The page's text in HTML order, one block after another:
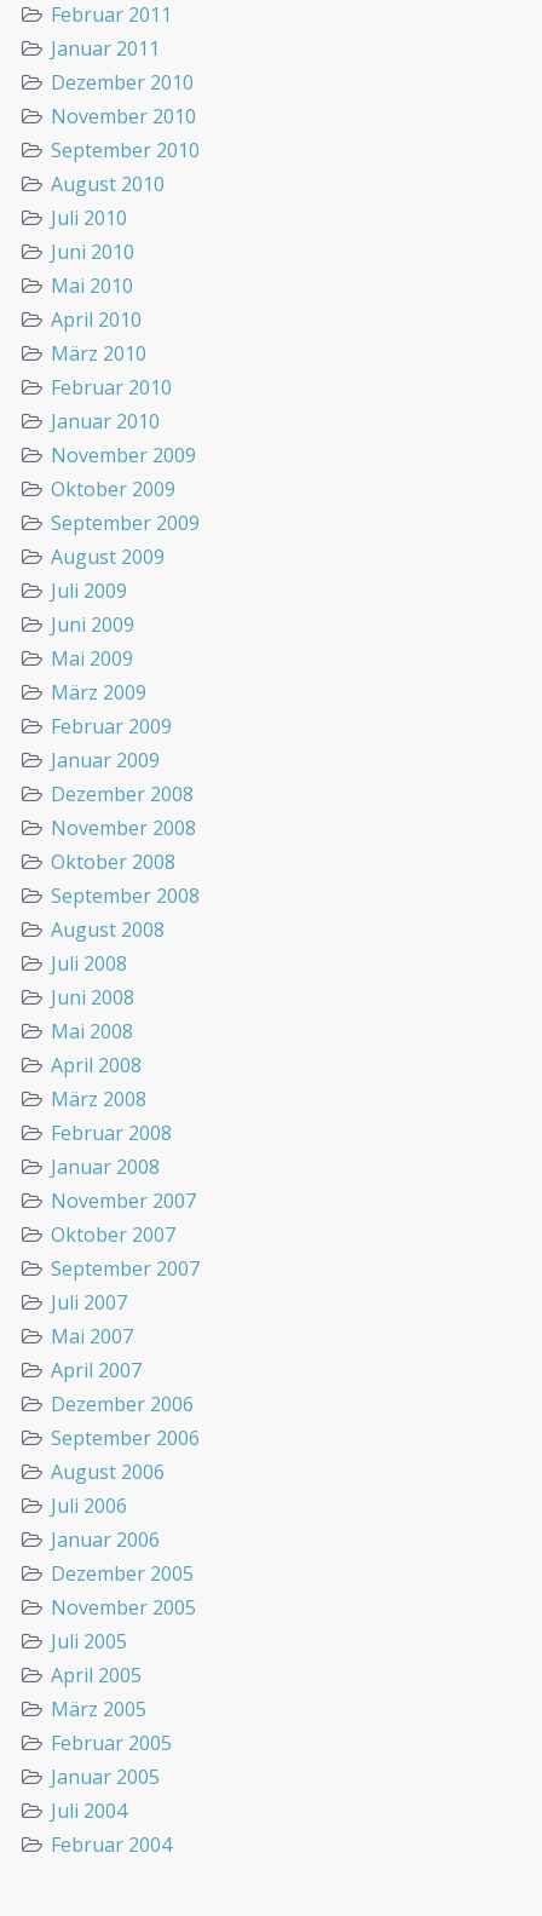
Februar 2011
Januar 2011
Dezember 2010
November 2010
September 2010
August 2010
Juli 2010
Juni 2010
Mai 2010
April 2010
März 2010
Februar 2010
Januar 2010
November 2009
Oktober 2009
September 2009
August 2009
Juli 2009
Juni 2009
Mai 2009
März 2009
Februar 2009
Januar 2009
Dezember 2008
November 2008
Oktober 2008
September 2008
August 2008
Juli 2008
Juni 2008
Mai 2008
April 2008
März 2008
Februar 2008
Januar 2008
November 2007
Oktober 2007
September 2007
Juli 2007
Mai 2007
April 2007
Dezember 2006
September 2006
August 2006
Juli 2006
Januar 2006
Dezember 2005
November 2005
Juli 2005
April 2005
März 2005
Februar 2005
Januar 2005
Juli 2004
Februar 2004